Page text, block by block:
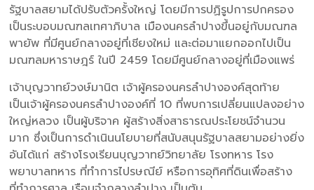
รัฐบาลสยามได้ปรับตัวครั้งใหญ่ โดยมีการปฏิรูปการปกครอง
เป็นระบอบมณฑลเทศาภิบาล เมืองนครลำปางขึ้นอยู่กับมณฑล
พายัพ ที่มีศูนย์กลางอยู่ที่เชียงใหม่ และต่อมาแยกออกไปเป็น
มณฑลมหาราษฎร์ ในปี 2459 โดยมีศูนย์กลางอยู่ที่เมืองแพร่
เจ้าบุญวาทย์วงษ์มานิต เจ้าผู้ครองนครลำปางองค์สุดท้าย
เป็นเจ้าผู้ครองนครลำปางองค์ที่ 10 ที่พบการเปลี่ยนแปลงอย่าง
ใหญ่หลวง เป็นผู้บริจาค ผู้สร้างสิ่งสาธารณประโยชน์จำนวน
มาก ซึ่งเป็นการดำเนินนโยบายที่สนับสนุนรัฐบาลสยามอย่างยิ่ง
อันได้แก่ สร้างโรงเรียนบุญวาทย์วิทยาลัย โรงทหาร โรง
พยาบาลทหาร ที่ทำการไปรษณีย์ หรือการอุทิศที่ดินเพื่อสร้าง